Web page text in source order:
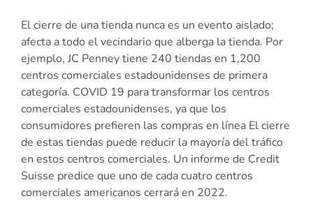
El cierre de una tienda nunca es un evento aislado;
afecta a todo el vecindario que alberga la tienda. Por
ejemplo, JC Penney tiene 240 tiendas en 1,200
centros comerciales estadounidenses de primera
categoría. COVID 19 para transformar los centros
comerciales estadounidenses, ya que los
consumidores prefieren las compras en línea El cierre
de estas tiendas puede reducir la mayoría del tráfico
en estos centros comerciales. Un informe de Credit
Suisse predice que uno de cada cuatro centros
comerciales americanos cerrará en 2022.